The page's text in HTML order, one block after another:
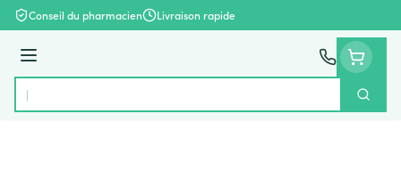
Aller au contenu
Conseil du pharmacien Livraison rapide
Menu
Rechercher